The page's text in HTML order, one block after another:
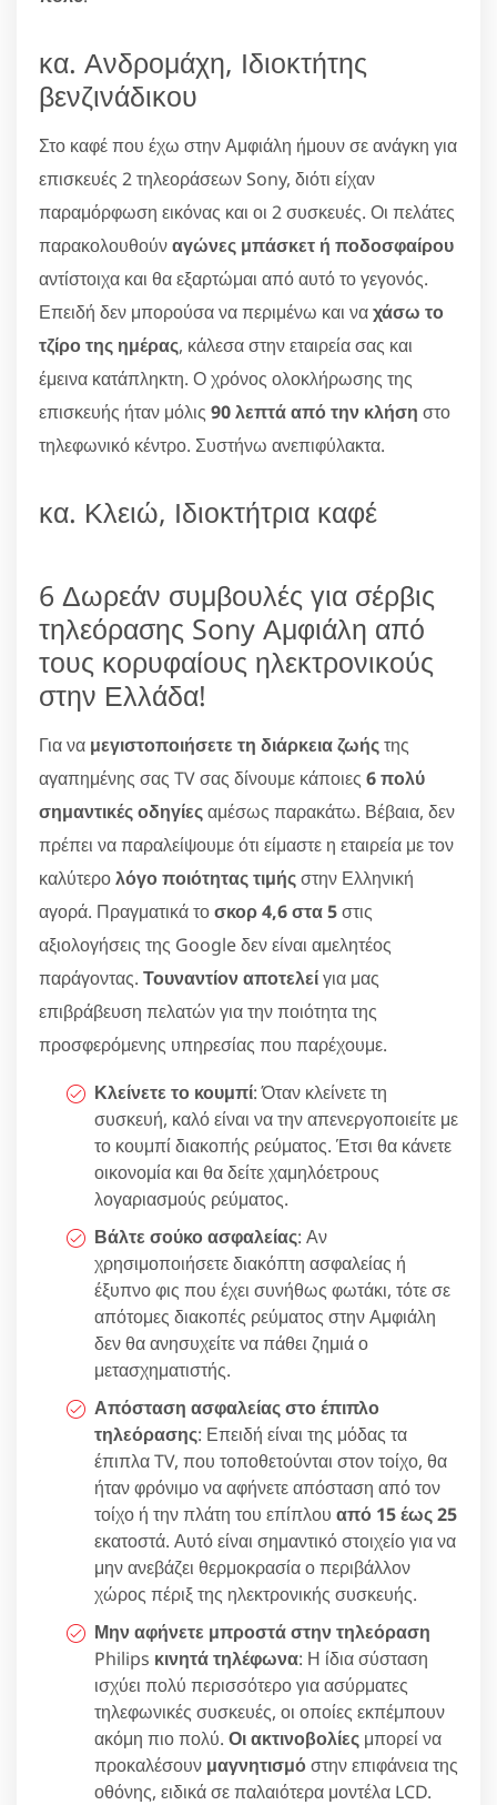
κα. Ανδρομάχη, Ιδιοκτήτης
βενζινάδικου
Στο καφέ που έχω στην Αμφιάλη ήμουν σε ανάγκη για
επισκευές 2 τηλεοράσεων Sony, διότι είχαν
παραμόρφωση εικόνας και οι 2 συσκευές. Οι πελάτες
παρακολουθούναγώνες μπάσκετ ή ποδοσφαίρου
αντίστοιχα και θα εξαρτώμαι από αυτό το γεγονός.
Επειδή δεν μπορούσα να περιμένω και ναχάσω το
τζίρο της ημέρας, κάλεσα στην εταιρεία σας και
έμεινα κατάπληκτη. Ο χρόνος ολοκλήρωσης της
επισκευής ήταν μόλις 90 λεπτά από την κλήση στο
τηλεφωνικό κέντρο. Συστήνω ανεπιφύλακτα.
κα. Κλειώ, Ιδιοκτήτρια καφέ
6 Δωρεάν συμβουλές για σέρβις
τηλεόρασης Sony Αμφιάλη από
τους κορυφαίους ηλεκτρονικούς
στην Ελλάδα!
Για να μεγιστοποιήσετε τη διάρκεια ζωήςτης
αγαπημένης σας TV σας δίνουμε κάποιες 6 πολύ
σημαντικές οδηγίεςαμέσως παρακάτω. Βέβαια, δεν
πρέπει να παραλείψουμε ότι είμαστε η εταιρεία με τον
καλύτερολόγο ποιότητας τιμήςστην Ελληνική
αγορά. Πραγματικά τοσκορ 4,6 στα 5στις
αξιολογήσεις της Google δεν είναι αμελητέος
παράγοντας. Τουναντίον αποτελείγια μας
επιβράβευση πελατών για την ποιότητα της
προσφερόμενης υπηρεσίας που παρέχουμε.
Κλείνετε το κουμπί: Όταν κλείνετε τη
συσκευή, καλό είναι να την απενεργοποιείτε με
το κουμπί διακοπής ρεύματος. Έτσι θα κάνετε
οικονομία και θα δείτε χαμηλόετρους
λογαριασμούς ρεύματος.
Βάλτε σούκο ασφαλείας: Αν
χρησιμοποιήσετε διακόπτη ασφαλείας ή
έξυπνο φις που έχει συνήθως φωτάκι, τότε σε
απότομες διακοπές ρεύματος στην Αμφιάλη
δεν θα ανησυχείτε να πάθει ζημιά ο
μετασχηματιστής.
Απόσταση ασφαλείας στο έπιπλο
τηλεόρασης: Επειδή είναι της μόδας τα
έπιπλα TV, που τοποθετούνται στον τοίχο, θα
ήταν φρόνιμο να αφήνετε απόσταση από τον
τοίχο ή την πλάτη του επίπλου από 15 έως 25
εκατοστά. Αυτό είναι σημαντικό στοιχείο για να
μην ανεβάζει θερμοκρασία ο περιβάλλον
χώρος πέριξ της ηλεκτρονικής συσκευής.
Μην αφήνετε μπροστά στην τηλεόραση
Philips κινητά τηλέφωνα: Η ίδια σύσταση
ισχύει πολύ περισσότερο για ασύρματες
τηλεφωνικές συσκευές, οι οποίες εκπέμπουν
ακόμη πιο πολύ. Οι ακτινοβολίες μπορεί να
προκαλέσουν μαγνητισμόστην επιφάνεια της
οθόνης, ειδικά σε παλαιότερα μοντέλα LCD.